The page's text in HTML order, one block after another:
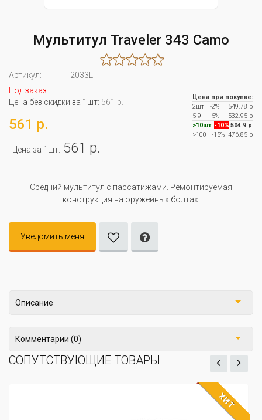
Мультитул Traveler 343 Camo
Артикул:
2033L
Под заказ
Цена без скидки за 1шт: 561 р.
561 р.
Цена за 1шт: 561 р.
Цена при покупке:
2шт
-2%
549.78 р
5-9
-5%
532.95 р
>10шт -10% 504.9 р
>100
-15% 476.85 р
Средний мультитул с пассатижами. Ремонтируемая
конструкция на оружейных болтах.
Уведомить меня
Описание
Комментарии (0)
СОПУТСТВУЮЩИЕ ТОВАРЫ